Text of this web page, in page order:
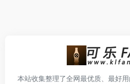
本站收集整理了全网最优质、最好